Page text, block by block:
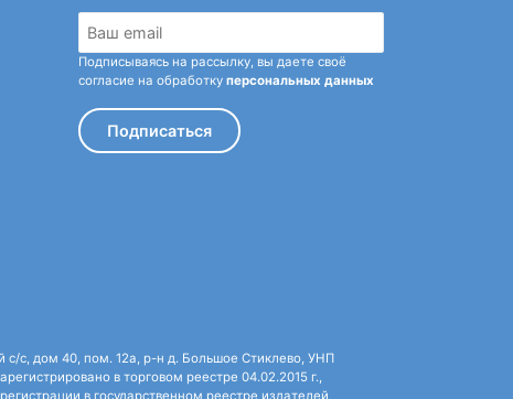
Подписываясь на рассылку, вы даете своё
согласие на обработку персональных данных
Подписаться
с/с, дом 40, пом. 12а, р-н д. Большое Стиклево, УНП
в торговом реестре 04.02.2015 г.,
в государственном реестре издателей,